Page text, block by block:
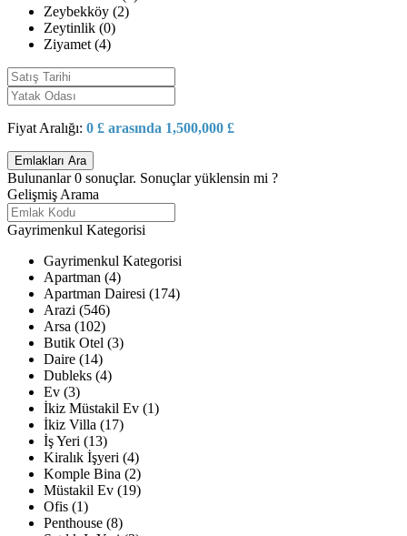
Zeybekköy (2)
Zeytinlik (0)
Ziyamet (4)
Fiyat Aralığı: 0 £ arasında 1,500,000 £
Bulunanlar0 sonuçlar. Sonuçlar yüklensin mi ?
Gelişmiş Arama
Gayrimenkul Kategorisi
Gayrimenkul Kategorisi
Apartman (4)
Apartman Dairesi (174)
Arazi (546)
Arsa (102)
Butik Otel (3)
Daire (14)
Dubleks (4)
Ev (3)
İkiz Müstakil Ev (1)
İkiz Villa (17)
İş Yeri (13)
Kiralık İşyeri (4)
Komple Bina (2)
Müstakil Ev (19)
Ofis (1)
Penthouse (8)